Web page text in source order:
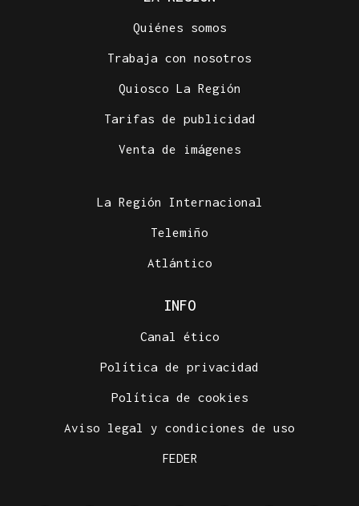
Quiénes somos
Trabaja con nosotros
Quiosco La Región
Tarifas de publicidad
Venta de imágenes
La Región Internacional
Telemiño
Atlántico
INFO
Canal ético
Política de privacidad
Política de cookies
Aviso legal y condiciones de uso
FEDER